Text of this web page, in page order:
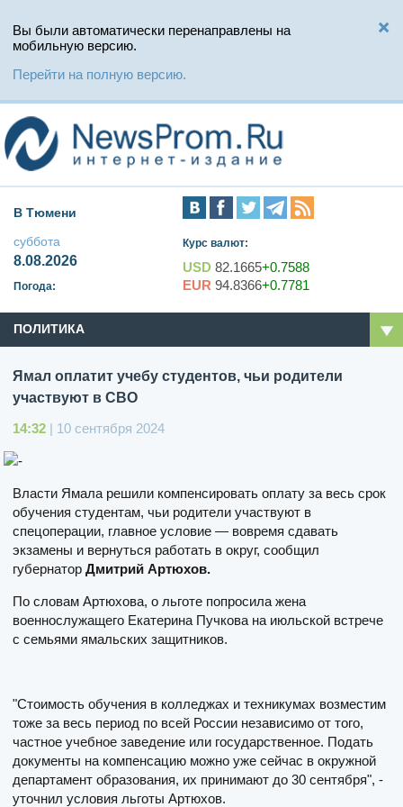
Вы были автоматически перенаправлены на
мобильную версию.
Перейти на полную версию.
В Тюмени
суббота
8.08.2026
Погода:
Курс валют:
USD 82.1665+0.7588
EUR 94.8366+0.7781
ПОЛИТИКА
Ямал оплатит учебу студентов, чьи родители
участвуют в СВО
14:32 | 10 сентября 2024
Власти Ямала решили компенсировать оплату за весь срок
обучения студентам, чьи родители участвуют в
спецоперации, главное условие — вовремя сдавать
экзамены и вернуться работать в округ, сообщил
губернатор Дмитрий Артюхов.
По словам Артюхова, о льготе попросила жена
военнослужащего Екатерина Пучкова на июльской встрече
с семьями ямальских защитников.
"Стоимость обучения в колледжах и техникумах возместим
тоже за весь период по всей России независимо от того,
частное учебное заведение или государственное. Подать
документы на компенсацию можно уже сейчас в окружной
департамент образования, их принимают до 30 сентября", -
уточнил условия льготы Артюхов.